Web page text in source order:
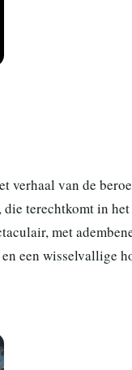
verhaal van de
terechtkomt in
met
een wisselvallige